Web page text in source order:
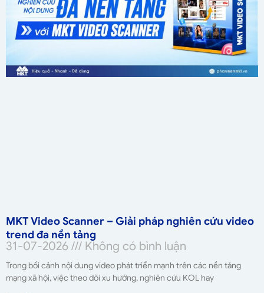
MKT Video Scanner – Giải pháp nghiên cứu video
trend đa nền tảng
31-07-2026 Không có bình luận
Trong bối cảnh nội dung video phát triển mạnh trên các nền tảng
mạng xã hội, việc theo dõi xu hướng, nghiên cứu KOL hay